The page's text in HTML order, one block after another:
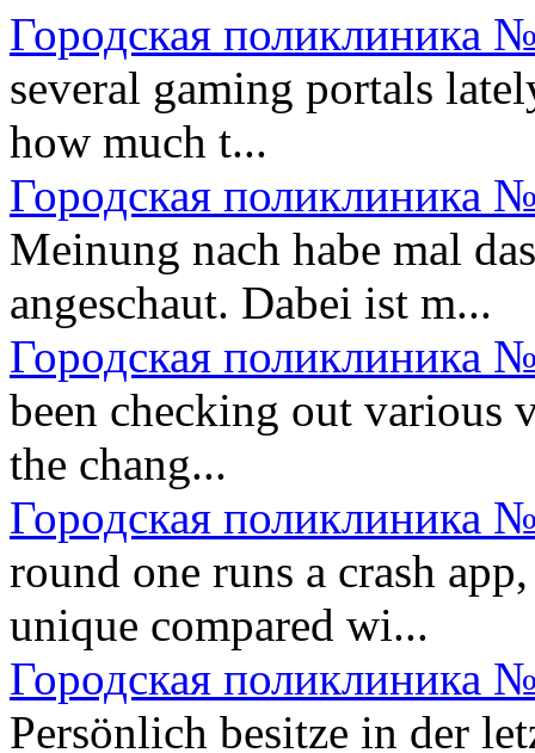
Городская поликлиника
several gaming portals
how much t...
Городская поликлиника
Meinung nach habe mal
angeschaut. Dabei ist m...
Городская поликлиника
been checking out various
the chang...
Городская поликлиника
round one runs a crash
unique compared wi...
Городская поликлиника
Persönlich besitze in der